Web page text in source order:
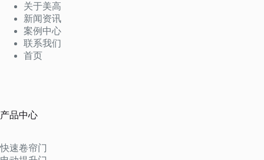
关于美高
新闻资讯
案例中心
联系我们
首页
产品中心
快速卷帘门